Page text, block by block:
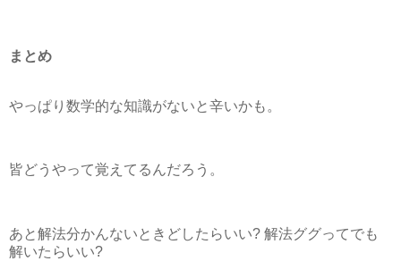
まとめ
やっぱり数学的な知識がないと辛いかも。
皆どうやって覚えてるんだろう。
あと解法分かんないときどしたらいい? 解法ググってでも
解いたらいい?